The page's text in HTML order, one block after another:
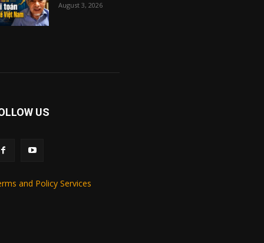
August 3, 2026
US
and Policy Services